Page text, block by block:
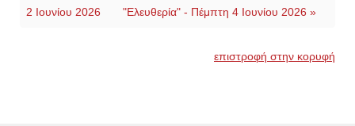
2 Ιουνίου 2026
"Ελευθερία" - Πέμπτη 4 Ιουνίου 2026 »
επιστροφή στην κορυφή